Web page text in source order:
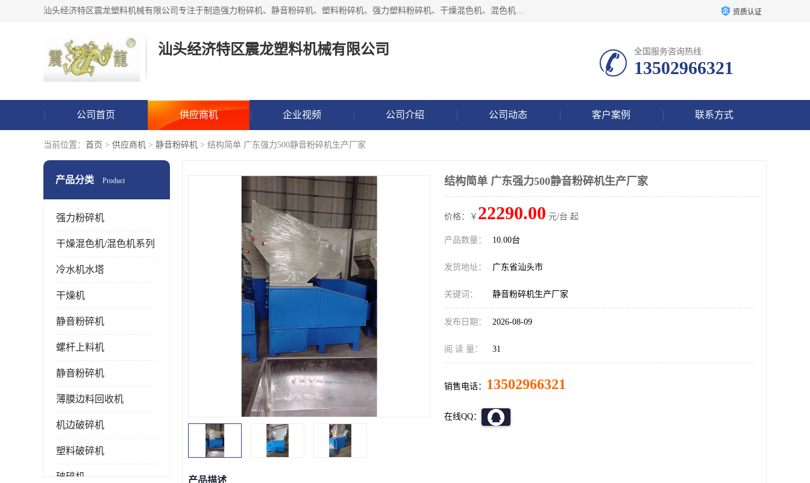
汕头经济特区震龙塑料机械有限公司专注于制造强力粉碎机、静音粉碎机、塑料粉碎机、强力塑料粉碎机、干燥混色机、混色机、冷水机、上料机等塑料辅助机械。 资质认证
汕头经济特区震龙塑料机械有限公司 全国服务咨询热线:
13502966321
公司首页 供应商机 企业视频 公司介绍 公司动态 客户案例 联系方式
当前位置： 首页 > 供应商机 > 静音粉碎机 > 结构简单 广东强力500静音粉碎机生产厂家
产品分类 Product
强力粉碎机
干燥混色机/混色机系列
冷水机水塔
干燥机
静音粉碎机
螺杆上料机
静音粉碎机
薄膜边料回收机
机边破碎机
塑料破碎机
破碎机
结构简单 广东强力500静音粉碎机生产厂家
价格：￥ 22290.00 元/台 起
产品数量： 10.00台
发货地址： 广东省汕头市
关键词： 静音粉碎机生产厂家
发布日期： 2026-08-09
阅 读 量： 31
销售电话： 13502966321
在线QQ：
产品描述